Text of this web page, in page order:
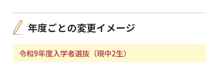
年度ごとの変更イメージ
令和9年度入学者選抜（現中2生）